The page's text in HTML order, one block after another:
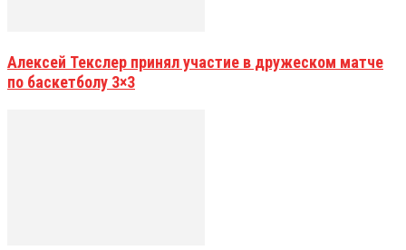
Алексей Текслер принял участие в дружеском матче
по баскетболу 3×3